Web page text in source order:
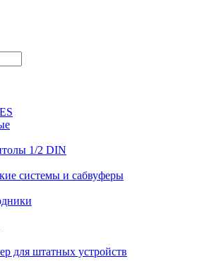
1/2 DIN
системы и сабвуферы
для штатных устройств